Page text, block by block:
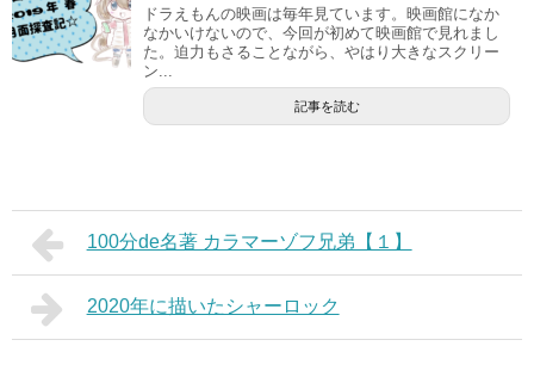
ドラえもんの映画は毎年見ています。映画館になか
なかいけないので、今回が初めて映画館で見れまし
た。迫力もさることながら、やはり大きなスクリー
ン...
記事を読む
100分de名著 カラマーゾフ兄弟【１】
2020年に描いたシャーロック